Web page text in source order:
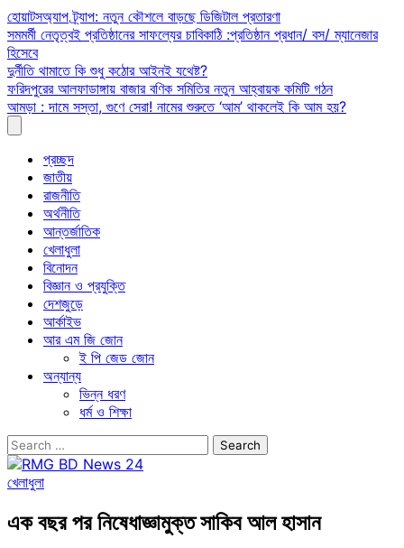
Skip
to
content
হোয়াটসঅ্যাপ ট্র্যাপ: নতুন কৌশলে বাড়ছে ডিজিটাল প্রতারণা
সমমর্মী নেতৃত্বই প্রতিষ্ঠানের সাফল্যের চাবিকাঠি :প্রতিষ্ঠান প্রধান/ বস/ ম্যানেজার
হিসেবে
দুর্নীতি থামাতে কি শুধু কঠোর আইনই যথেষ্ট?
ফরিদপুরের আলফাডাঙ্গায় বাজার বণিক সমিতির নতুন আহ্বায়ক কমিটি গঠন
আমড়া : দামে সস্তা, গুণে সেরা! নামের শুরুতে ‘আম’ থাকলেই কি আম হয়?
প্রচ্ছদ
জাতীয়
রাজনীতি
অর্থনীতি
আন্তর্জাতিক
খেলাধুলা
বিনোদন
বিজ্ঞান ও প্রযুক্তি
দেশজুড়ে
আর্কাইভ
আর এম জি জোন
ই পি জেড জোন
অন্যান্য
ভিন্ন ধরণ
ধর্ম ও শিক্ষা
Search
for:
খেলাধুলা
এক বছর পর নিষেধাজ্ঞামুক্ত সাকিব আল হাসান